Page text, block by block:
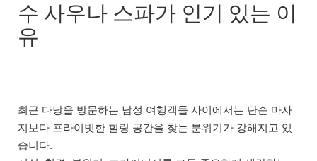
수 사우나 스파가 인기 있는 이
유
최근 다낭을 방문하는 남성 여행객들 사이에서는 단순 마사
지보다 프라이빗한 힐링 공간을 찾는 분위기가 강해지고 있
습니다.